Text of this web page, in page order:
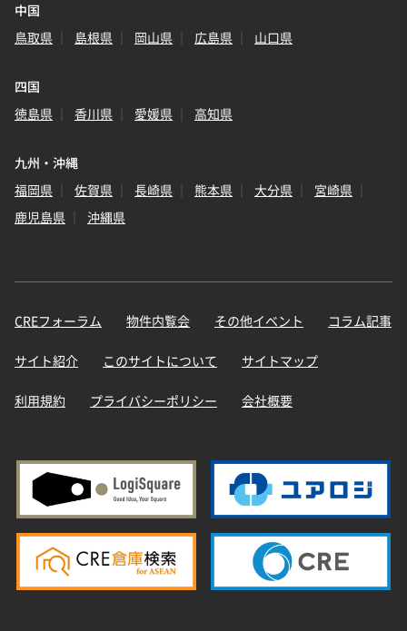
中国
鳥取県
島根県 岡山県 広島県 山口県
四国
徳島県
香川県 愛媛県 高知県
九州・沖縄
福岡県
佐賀県 長崎県 熊本県 大分県
宮崎県
鹿児島県
沖縄県
CREフォーラム 物件内覧会 その他イベント コラム記事
サイト紹介 このサイトについて サイトマップ
利用規約 プライバシーポリシー 会社概要